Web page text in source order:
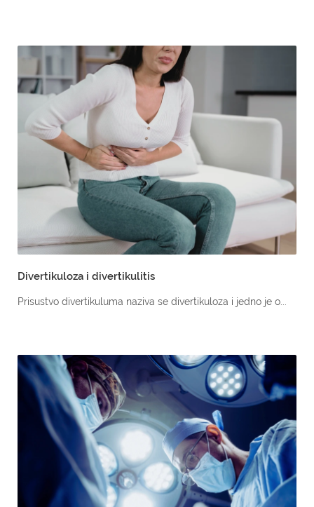
Divertikuloza i divertikulitis
Prisustvo divertikuluma naziva se divertikuloza i jedno je o...